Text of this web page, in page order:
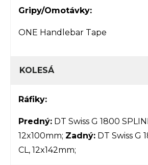
Gripy/Omotávky:
ONE Handlebar Tape
KOLESÁ
Ráfiky:
Predný: DT Swiss G 1800
12x100mm; Zadný: DT Swiss G
CL, 12x142mm;